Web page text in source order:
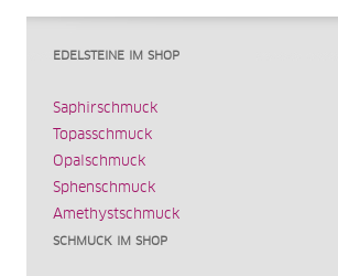
EDELSTEINE IM SHOP
Saphirschmuck
Topasschmuck
Opalschmuck
Sphenschmuck
Amethystschmuck
SCHMUCK IM SHOP